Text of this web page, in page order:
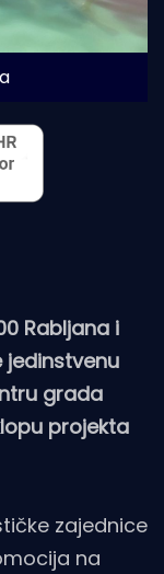
Rabljana i
grada
projekta
zajednice
na